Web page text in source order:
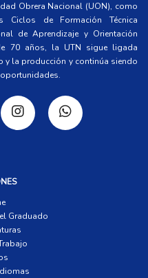
Obrera Nacional (UON), como
de Formación Técnica
de Aprendizaje y Orientación
70 años, la UTN sigue ligada
la producción y continúa siendo
Graduado